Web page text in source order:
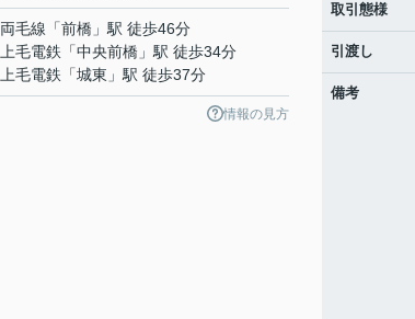
両毛線 「前橋 」駅 徒歩46分
上毛電鉄 「中央前橋 」駅 徒歩34分
上毛電鉄 「城東 」駅 徒歩37分
情報の見方
取引態様
引渡し
備考